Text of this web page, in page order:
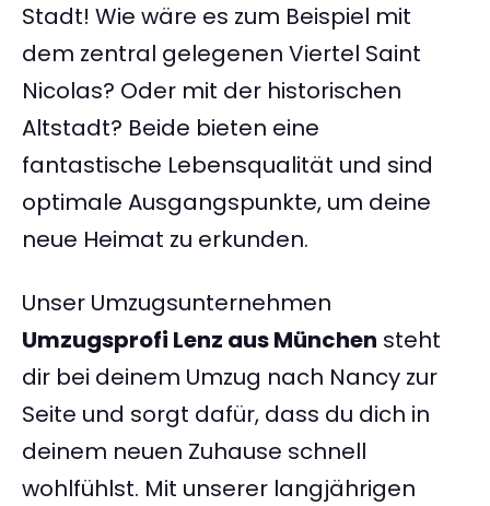
Stadt! Wie wäre es zum Beispiel mit
dem zentral gelegenen Viertel Saint
Nicolas? Oder mit der historischen
Altstadt? Beide bieten eine
fantastische Lebensqualität und sind
optimale Ausgangspunkte, um deine
neue Heimat zu erkunden.
Unser Umzugsunternehmen
Umzugsprofi Lenz aus München steht
dir bei deinem Umzug nach Nancy zur
Seite und sorgt dafür, dass du dich in
deinem neuen Zuhause schnell
wohlfühlst. Mit unserer langjährigen